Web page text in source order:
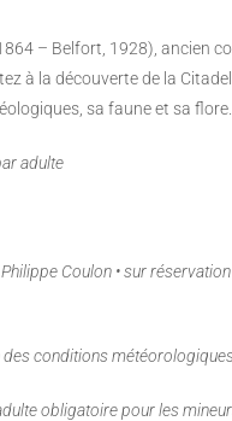
– Belfort, 1928), ancien
à la découverte de la
sa faune et sa
adulte
Coulon • sur
conditions
obligatoire pour les